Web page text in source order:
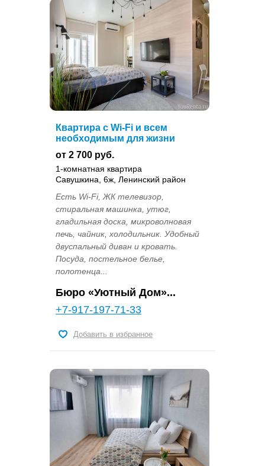
Квартира с Wi-Fi и всем
необходимым для жизни
от 2 700 руб.
1-комнатная квартира
Савушкина, 6ж, Ленинский район
Есть Wi-Fi, ЖК телевизор,
стиральная машинка, утюг,
гладильная доска, микроволновая
печь, чайник, холодильник. Удобный
двуспальный диван и кровать.
Посуда, постельное белье,
полотенца...
Бюро «Уютный Дом»...
+7-917-197-71-33
Добавить в избранное